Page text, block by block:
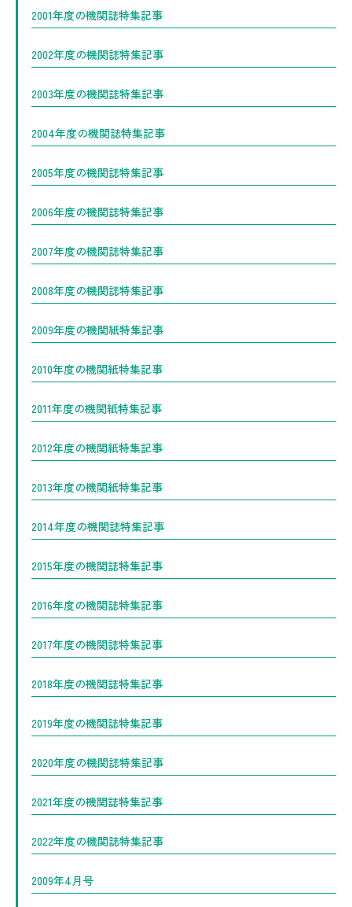
2001年度の機関誌特集記事
2002年度の機関誌特集記事
2003年度の機関誌特集記事
2004年度の機関誌特集記事
2005年度の機関誌特集記事
2006年度の機関誌特集記事
2007年度の機関誌特集記事
2008年度の機関誌特集記事
2009年度の機関紙特集記事
2010年度の機関紙特集記事
2011年度の機関紙特集記事
2012年度の機関紙特集記事
2013年度の機関紙特集記事
2014年度の機関誌特集記事
2015年度の機関誌特集記事
2016年度の機関誌特集記事
2017年度の機関誌特集記事
2018年度の機関誌特集記事
2019年度の機関誌特集記事
2020年度の機関誌特集記事
2021年度の機関誌特集記事
2022年度の機関誌特集記事
2009年4月号